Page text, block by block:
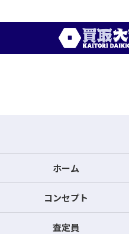
ホーム
コンセプト
査定員